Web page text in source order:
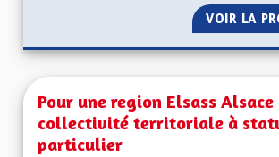
VOIR LA
Pour une region Elsass Alsace
collectivité territoriale à
particulier